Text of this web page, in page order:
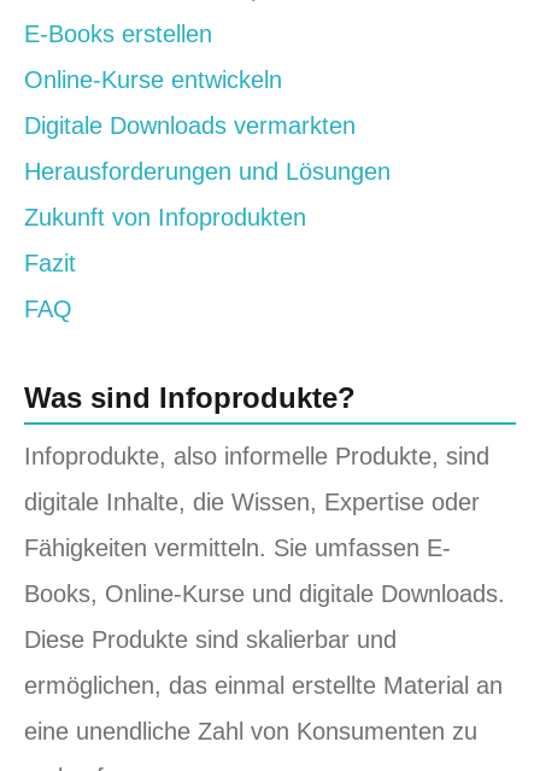
E-Books erstellen
Online-Kurse entwickeln
Digitale Downloads vermarkten
Herausforderungen und Lösungen
Zukunft von Infoprodukten
Fazit
FAQ
Was sind Infoprodukte?
Infoprodukte, also informelle Produkte, sind
digitale Inhalte, die Wissen, Expertise oder
Fähigkeiten vermitteln. Sie umfassen E-
Books, Online-Kurse und digitale Downloads.
Diese Produkte sind skalierbar und
ermöglichen, das einmal erstellte Material an
eine unendliche Zahl von Konsumenten zu